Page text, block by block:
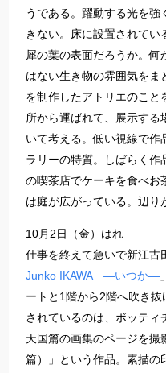
うである。躍動する光を
きない。床に設置されて
犀の葉の表面だろうか。何
はない生き物の雰囲気をま
を制作したアトリエのこと
所から運ばれて、展示する
いて考える。低い視線で作
ラリーの特質。しばらく
の喫茶店でケーキを食べお
は庭が広がっている。辺り
10月2日（金）はれ
仕事を終えて急いで新江古
Junko IKAWA —いつか—
ートと1階から2階へ吹き
されているのは、ボッティ
天国篇の画集のページを撮
篇）」という作品。素描の